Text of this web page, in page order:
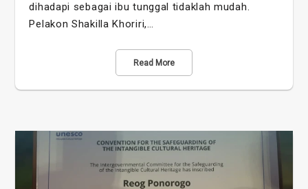
dihadapi sebagai ibu tunggal tidaklah mudah.
Pelakon Shakilla Khoriri,…
Read More